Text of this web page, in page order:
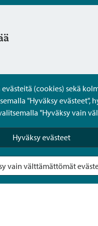
(cookies) sekä
"Hyväksy evästeet",
"Hyväksy vain
Hyväksy evästeet
vain välttämättömät
kysymykset
Sipoon Oma asioinnissa